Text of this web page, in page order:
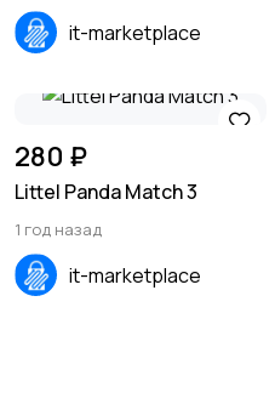
it-marketplace
280 ₽
Littel Panda Match 3
1 год назад
it-marketplace